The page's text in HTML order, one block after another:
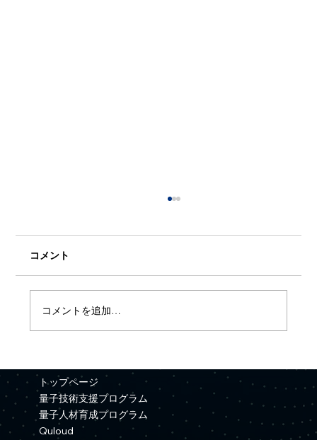
資本業務提携を締結
コメント
コメントを追加…
トップページ
量子技術支援プログラム
量子人材育成プログラム
Quloud